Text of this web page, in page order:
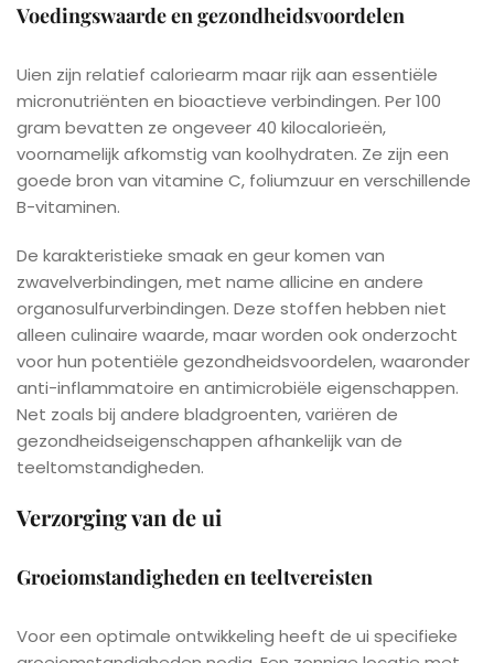
Voedingswaarde en gezondheidsvoordelen
Uien zijn relatief caloriearm maar rijk aan essentiële
micronutriënten en bioactieve verbindingen. Per 100
gram bevatten ze ongeveer 40 kilocalorieën,
voornamelijk afkomstig van koolhydraten. Ze zijn een
goede bron van vitamine C, foliumzuur en verschillende
B-vitaminen.
De karakteristieke smaak en geur komen van
zwavelverbindingen, met name allicine en andere
organosulfurverbindingen. Deze stoffen hebben niet
alleen culinaire waarde, maar worden ook onderzocht
voor hun potentiële gezondheidsvoordelen, waaronder
anti-inflammatoire en antimicrobiële eigenschappen.
Net zoals bij andere bladgroenten, variëren de
gezondheidseigenschappen afhankelijk van de
teeltomstandigheden.
Verzorging van de ui
Groeiomstandigheden en teeltvereisten
Voor een optimale ontwikkeling heeft de ui specifieke